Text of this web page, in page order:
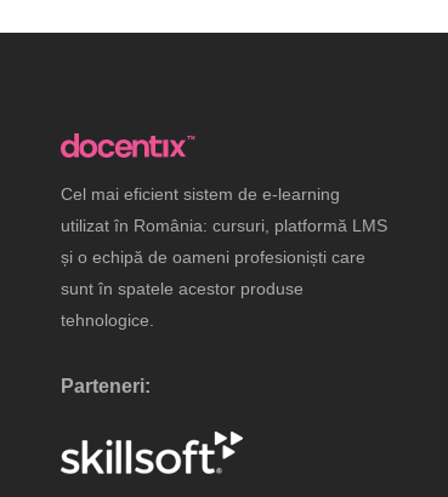
Cel mai eficient sistem de e-learning
utilizat în România: cursuri, platformă LMS
și o echipă de oameni profesioniști care
sunt în spatele acestor produse
tehnologice.
Parteneri: